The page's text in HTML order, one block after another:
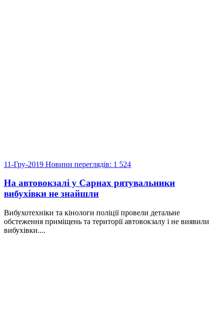
11-Гру-2019 Новини переглядів: 1 524
На автовокзалі у Сарнах рятувальники
вибухівки не знайшли
Вибухотехніки та кінологи поліції провели детальне
обстеження приміщень та території автовокзалу і не виявили
вибухівки....